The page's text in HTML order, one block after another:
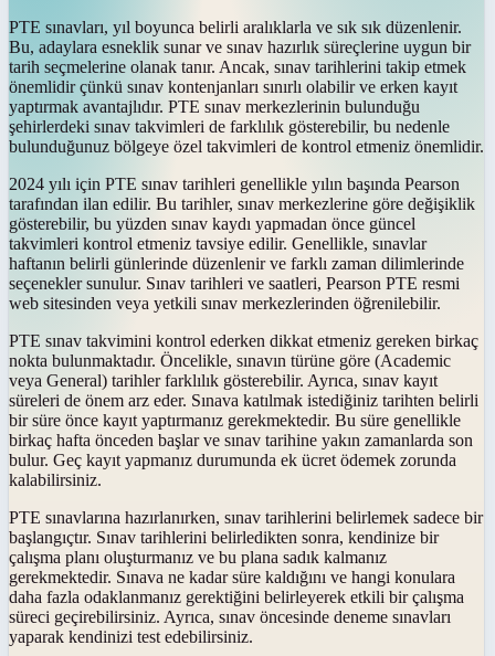
PTE sınavları, yıl boyunca belirli aralıklarla ve sık sık düzenlenir.
Bu, adaylara esneklik sunar ve sınav hazırlık süreçlerine uygun bir
tarih seçmelerine olanak tanır. Ancak, sınav tarihlerini takip etmek
önemlidir çünkü sınav kontenjanları sınırlı olabilir ve erken kayıt
yaptırmak avantajlıdır. PTE sınav merkezlerinin bulunduğu
şehirlerdeki sınav takvimleri de farklılık gösterebilir, bu nedenle
bulunduğunuz bölgeye özel takvimleri de kontrol etmeniz önemlidir.
2024 yılı için PTE sınav tarihleri genellikle yılın başında Pearson
tarafından ilan edilir. Bu tarihler, sınav merkezlerine göre değişiklik
gösterebilir, bu yüzden sınav kaydı yapmadan önce güncel
takvimleri kontrol etmeniz tavsiye edilir. Genellikle, sınavlar
haftanın belirli günlerinde düzenlenir ve farklı zaman dilimlerinde
seçenekler sunulur. Sınav tarihleri ve saatleri, Pearson PTE resmi
web sitesinden veya yetkili sınav merkezlerinden öğrenilebilir.
PTE sınav takvimini kontrol ederken dikkat etmeniz gereken birkaç
nokta bulunmaktadır. Öncelikle, sınavın türüne göre (Academic
veya General) tarihler farklılık gösterebilir. Ayrıca, sınav kayıt
süreleri de önem arz eder. Sınava katılmak istediğiniz tarihten belirli
bir süre önce kayıt yaptırmanız gerekmektedir. Bu süre genellikle
birkaç hafta önceden başlar ve sınav tarihine yakın zamanlarda son
bulur. Geç kayıt yapmanız durumunda ek ücret ödemek zorunda
kalabilirsiniz.
PTE sınavlarına hazırlanırken, sınav tarihlerini belirlemek sadece bir
başlangıçtır. Sınav tarihlerini belirledikten sonra, kendinize bir
çalışma planı oluşturmanız ve bu plana sadık kalmanız
gerekmektedir. Sınava ne kadar süre kaldığını ve hangi konulara
daha fazla odaklanmanız gerektiğini belirleyerek etkili bir çalışma
süreci geçirebilirsiniz. Ayrıca, sınav öncesinde deneme sınavları
yaparak kendinizi test edebilirsiniz.